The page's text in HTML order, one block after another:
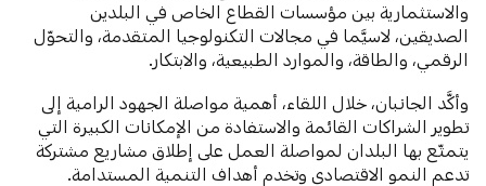
والاستثمارية بين مؤسسات القطاع الخاص في البلدين
الصديقين، لاسيَّما في مجالات التكنولوجيا المتقدمة، والتحوّل
الرقمي، والطاقة، والموارد الطبيعية، والابتكار.
وأكَّد الجانبان، خلال اللقاء، أهمية مواصلة الجهود الرامية إلى
تطوير الشراكات القائمة والاستفادة من الإمكانات الكبيرة التي
يتمتّع بها البلدان لمواصلة العمل على إطلاق مشاريع مشتركة
تدعم النمو الاقتصادي وتخدم أهداف التنمية المستدامة.